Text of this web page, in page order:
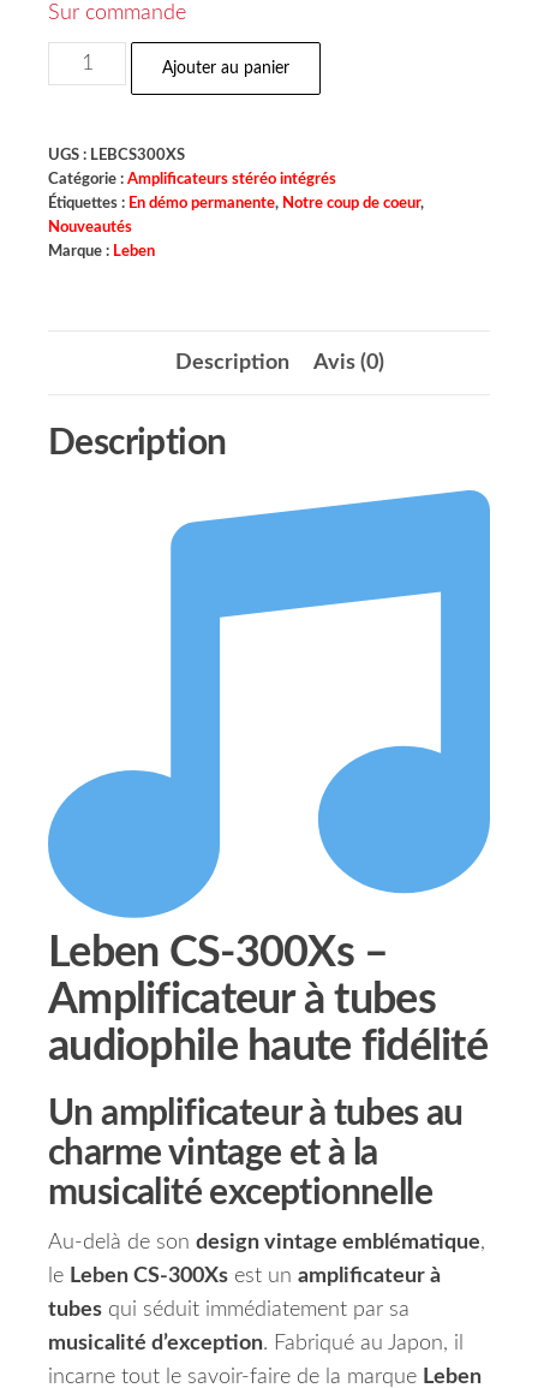
Sur commande
Ajouter au panier
UGS : LEBCS300XS
Catégorie : Amplificateurs stéréo intégrés
Étiquettes : En démo permanente, Notre coup de coeur,
Nouveautés
Marque : Leben
Description Avis (0)
Description
Leben CS-300Xs –
Amplificateur à tubes
audiophile haute fidélité
Un amplificateur à tubes au
charme vintage et à la
musicalité exceptionnelle
Au-delà de son design vintage emblématique,
le Leben CS-300Xs est un amplificateur à
tubes qui séduit immédiatement par sa
musicalité d’exception. Fabriqué au Japon, il
incarne tout le savoir-faire de la marque Leben